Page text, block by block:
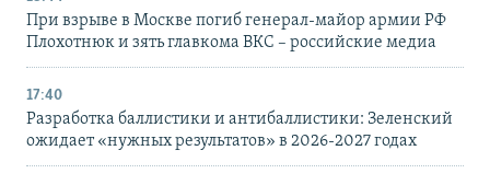
При взрыве в Москве погиб генерал-майор армии РФ
Плохотнюк и зять главкома ВКС – российские медиа
17:40
Разработка баллистики и антибаллистики: Зеленский
ожидает «нужных результатов» в 2026-2027 годах